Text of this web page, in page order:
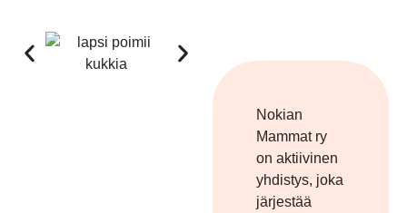
Nokian
Mammat ry
on aktiivinen
yhdistys, joka
järjestää